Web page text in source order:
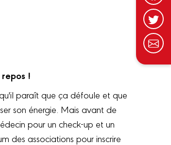
repos !
paraît que ça défoule et que
son énergie. Mais avant de
pour un check-up et un
des associations pour inscrire